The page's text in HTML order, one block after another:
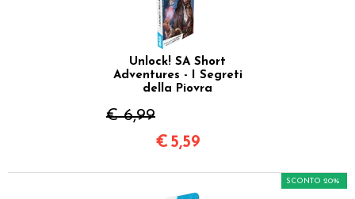
Unlock! SA Short
Adventures - I Segreti
della Piovra
€ 6,99
€ 5,59
SCONTO 20%